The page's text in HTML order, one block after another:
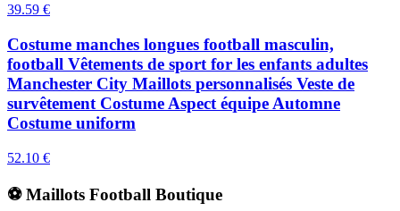
39.59 €
Costume manches longues football masculin,
football Vêtements de sport for les enfants adultes
Manchester City Maillots personnalisés Veste de
survêtement Costume Aspect équipe Automne
Costume uniform
52.10 €
⚽ Maillots Football Boutique